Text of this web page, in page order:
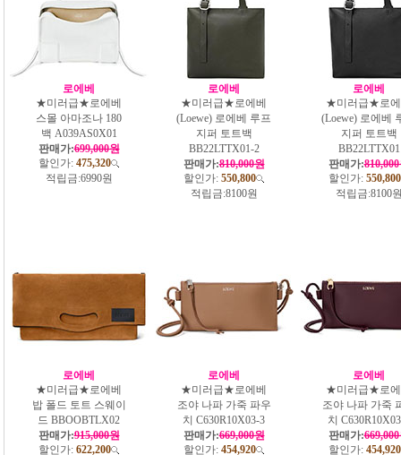
로에베
★미러급★로에베
스몰 아마조나 180
백 A039AS0X01
판매가:699,000원
할인가: 475,320
적립금:6990원
로에베
★미러급★로에베
(Loewe) 로에베 루프
지퍼 토트백
BB22LTTX01-2
판매가:810,000원
할인가: 550,800
적립금:8100원
로에베
★미러급★로
(Loewe) 로에베
지퍼 토트백
BB22LTTX01
판매가:
할인가: 550,800
적립금:8100
로에베
★미러급★로에베
밥 폴드 토트 스웨이
드 BBOOBTLX02
판매가:915,000원
할인가: 622,200
로에베
★미러급★로에베
조야 나파 가죽 파우
치 C630R10X03-3
판매가:669,000원
할인가: 454,920
로에베
★미러급★로
조야 나파 가죽
치
판매가:
할인가: 454,920